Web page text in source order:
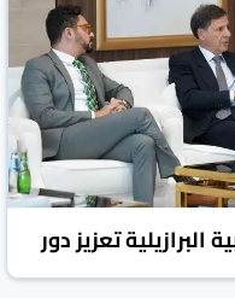
تعزيز دور